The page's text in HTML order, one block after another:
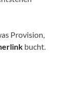
Provision,
bucht.